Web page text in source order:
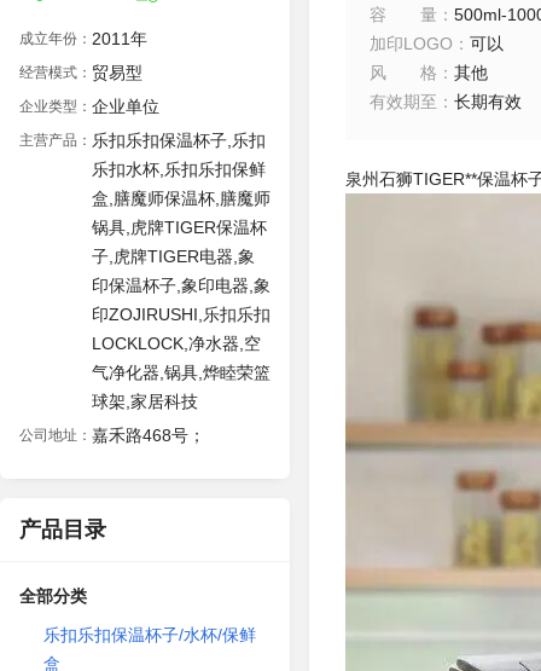
成立年份： 2011年
经营模式： 贸易型
企业类型： 企业单位
主营产品： 乐扣乐扣保温杯子,乐扣
乐扣水杯,乐扣乐扣保鲜
盒,膳魔师保温杯,膳魔师
锅具,虎牌TIGER保温杯
子,虎牌TIGER电器,象
印保温杯子,象印电器,象
印ZOJIRUSHI,乐扣乐扣
LOCKLOCK,净水器,空
气净化器,锅具,烨睦荣篮
球架,家居科技
公司地址： 嘉禾路468号；
产品目录
全部分类
乐扣乐扣保温杯子/水杯/保鲜
盒
容量 ： 500ml-
加印LOGO ： 可以
风格 ： 其他
有效期至 ： 长期有效
泉州石狮TIGER**保温杯